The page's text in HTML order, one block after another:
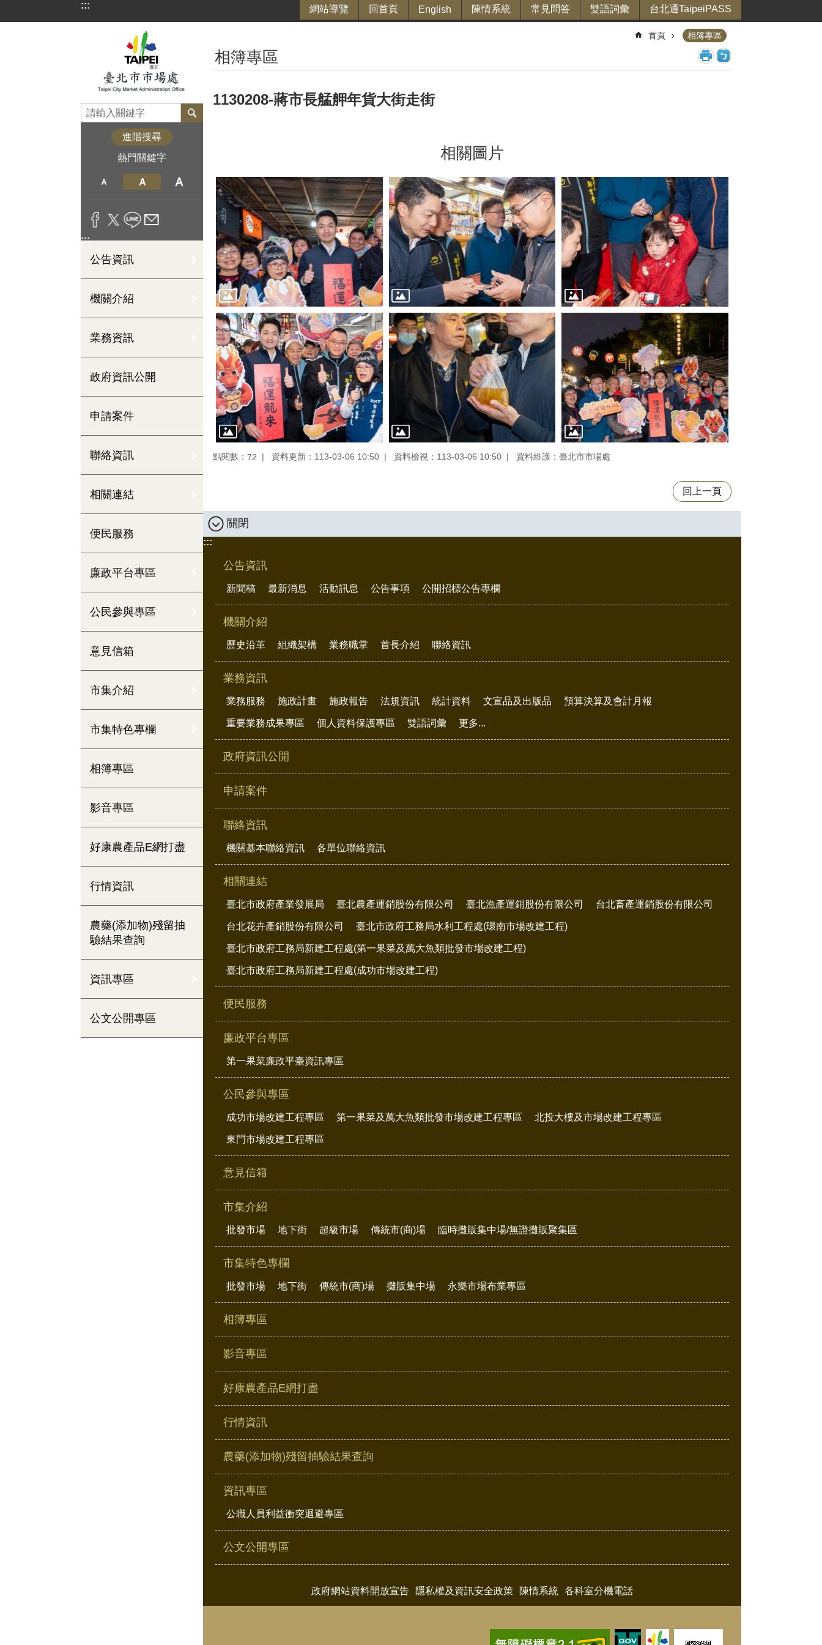
跳到主要內容區塊
::: 網站導覽 回首頁 English 陳情系統 常見問答 雙語詞彙 台北通TaipeiPASS
進階搜尋
熱門關鍵字
:::
公告資訊
機關介紹
業務資訊
政府資訊公開
申請案件
聯絡資訊
相關連結
便民服務
廉政平台專區
公民參與專區
意見信箱
市集介紹
市集特色專欄
相簿專區
影音專區
好康農產品E網打盡
行情資訊
農藥(添加物)殘留抽
驗結果查詢
資訊專區
公文公開專區
首頁 相簿專區
相簿專區
1130208-蔣市長艋舺年貨大街走街
相關圖片
點閱數： 72 資料更新：113-03-06 10:50 資料檢視：113-03-06 10:50 資料維護：臺北市市場處
回上一頁
關閉
:::
公告資訊
新聞稿 最新消息 活動訊息 公告事項 公開招標公告專欄
機關介紹
歷史沿革 組織架構 業務職掌 首長介紹 聯絡資訊
業務資訊
業務服務 施政計畫 施政報告 法規資訊 統計資料 文宣品及出版品 預算決算及會計月報
重要業務成果專區 個人資料保護專區 雙語詞彙 更多...
政府資訊公開
申請案件
聯絡資訊
機關基本聯絡資訊 各單位聯絡資訊
相關連結
臺北市政府產業發展局 臺北農產運銷股份有限公司 臺北漁產運銷股份有限公司 台北畜產運銷股份有限公司
台北花卉產銷股份有限公司 臺北市政府工務局水利工程處(環南市場改建工程)
臺北市政府工務局新建工程處(第一果菜及萬大魚類批發市場改建工程)
臺北市政府工務局新建工程處(成功市場改建工程)
便民服務
廉政平台專區
第一果菜廉政平臺資訊專區
公民參與專區
成功市場改建工程專區 第一果菜及萬大魚類批發市場改建工程專區 北投大樓及市場改建工程專區
東門市場改建工程專區
意見信箱
市集介紹
批發市場 地下街 超級市場 傳統市(商)場 臨時攤販集中場/無證攤販聚集區
市集特色專欄
批發市場 地下街 傳統市(商)場 攤販集中場 永樂市場布業專區
相簿專區
影音專區
好康農產品E網打盡
行情資訊
農藥(添加物)殘留抽驗結果查詢
資訊專區
公職人員利益衝突迴避專區
公文公開專區
政府網站資料開放宣告 隱私權及資訊安全政策 陳情系統 各科室分機電話